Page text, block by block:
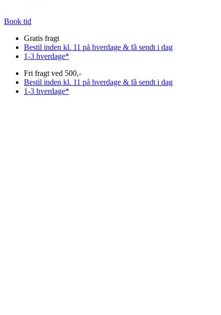
Book tid
Gratis fragt
Bestil inden kl. 11 på hverdage & få sendt i dag
1-3 hverdage*
Fri fragt ved 500,-
Bestil inden kl. 11 på hverdage & få sendt i dag
1-3 hverdage*